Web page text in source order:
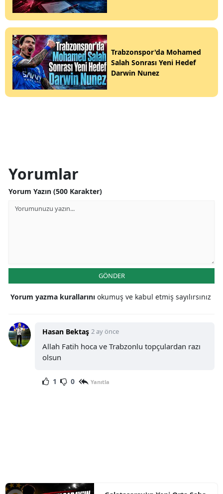
Trabzonspor'da Mohamed
Salah Sonrası Yeni Hedef
Darwin Nunez
Yorumlar
Yorum Yazın (500 Karakter)
GÖNDER
Yorum yazma kurallarını okumuş ve kabul etmiş sayılırsınız
Hasan Bektaş 2 ay önce
Allah Fatih hoca ve Trabzonlu topçulardan razı
olsun
1 0 Yanıtla